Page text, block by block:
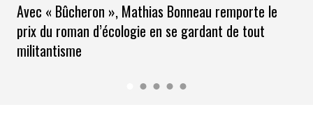
Avec « Bûcheron », Mathias Bonneau remporte le
prix du roman d’écologie en se gardant de tout
militantisme